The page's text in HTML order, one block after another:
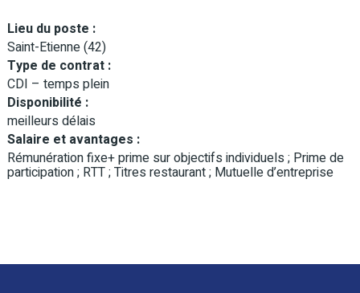
Lieu du poste :
Saint-Etienne (42)
Type de contrat :
CDI – temps plein
Disponibilité :
meilleurs délais
Salaire et avantages :
Rémunération fixe+ prime sur objectifs individuels ; Prime de
participation ; RTT ; Titres restaurant ; Mutuelle d’entreprise